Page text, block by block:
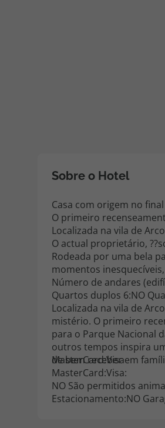
Sobre o Hotel
Casa com origem no
O primeiro
Localizada na vila de
O actual proprietário,
Rodeada por uma bela
momentos
Número de andares
Quartos duplos 6:NO
Localizada na vila de
mistério. O primeiro
para o Parque Nacional
outros tempos inspira
de bem receber em
MasterCard:Visa
MasterCard:Visa:
NO São permitidos
Estacionamento:NO